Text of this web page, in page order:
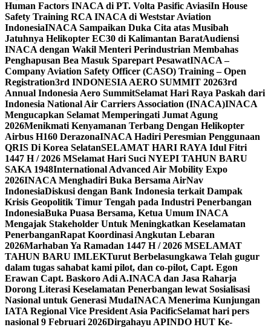
Human Factors INACA di PT. Volta Pasific AviasiIn House
Safety Training RCA INACA di Weststar Aviation
IndonesiaINACA Sampaikan Duka Cita atas Musibah
Jatuhnya Helikopter EC30 di Kalimantan BaratAudiensi
INACA dengan Wakil Menteri Perindustrian Membahas
Penghapusan Bea Masuk Sparepart PesawatINACA –
Company Aviation Safety Officer (CASO) Training – Open
Registration3rd INDONESIA AERO SUMMIT 20263rd
Annual Indonesia Aero SummitSelamat Hari Raya Paskah dari
Indonesia National Air Carriers Association (INACA)INACA
Mengucapkan Selamat Memperingati Jumat Agung
2026Menikmati Kenyamanan Terbang Dengan Helikopter
Airbus H160 DerazonaINACA Hadiri Peresmian Penggunaan
QRIS Di Korea SelatanSELAMAT HARI RAYA Idul Fitri
1447 H / 2026 MSelamat Hari Suci NYEPI TAHUN BARU
SAKA 1948International Advanced Air Mobility Expo
2026INACA Menghadiri Buka Bersama AirNav
IndonesiaDiskusi dengan Bank Indonesia terkait Dampak
Krisis Geopolitik Timur Tengah pada Industri Penerbangan
IndonesiaBuka Puasa Bersama, Ketua Umum INACA
Mengajak Stakeholder Untuk Meningkatkan Keselamatan
PenerbanganRapat Koordinasi Angkutan Lebaran
2026Marhaban Ya Ramadan 1447 H / 2026 MSELAMAT
TAHUN BARU IMLEKTurut Berbelasungkawa Telah gugur
dalam tugas sahabat kami pilot, dan co-pilot, Capt. Egon
Erawan Capt. Baskoro Adi A.INACA dan Jasa Raharja
Dorong Literasi Keselamatan Penerbangan lewat Sosialisasi
Nasional untuk Generasi MudaINACA Menerima Kunjungan
IATA Regional Vice President Asia PacificSelamat hari pers
nasional 9 Februari 2026Dirgahayu APINDO HUT Ke-